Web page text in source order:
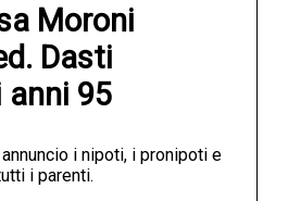
Moroni
Dasti
anni 95
i nipoti, i pronipoti e
i parenti.